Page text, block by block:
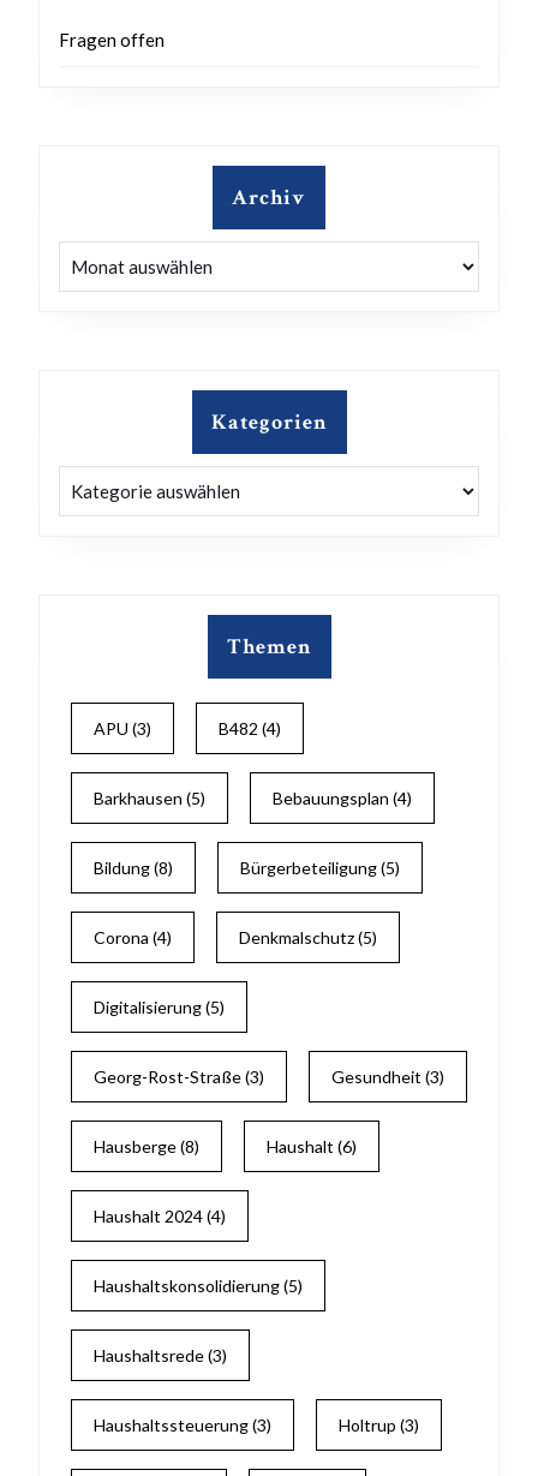
Fragen offen
Archiv
Kategorien
Themen
APU (3) B482 (4)
Barkhausen (5) Bebauungsplan (4)
Bildung(8) Bürgerbeteiligung(5)
Corona (4) Denkmalschutz(5)
Digitalisierung(5)
Georg-Rost-Straße(3) Gesundheit (3)
Hausberge(8) Haushalt (6)
Haushalt 2024(4)
Haushaltskonsolidierung(5)
Haushaltsrede(3)
Haushaltssteuerung(3) Holtrup (3)